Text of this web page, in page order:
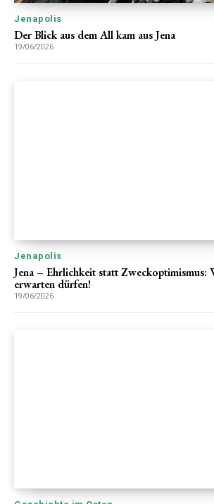
Jenapolis
Der Blick aus dem All kam aus Jena
19/06/2026
Jenapolis
Jena – Ehrlichkeit statt Zweckoptimismus:
erwarten dürfen!
19/06/2026